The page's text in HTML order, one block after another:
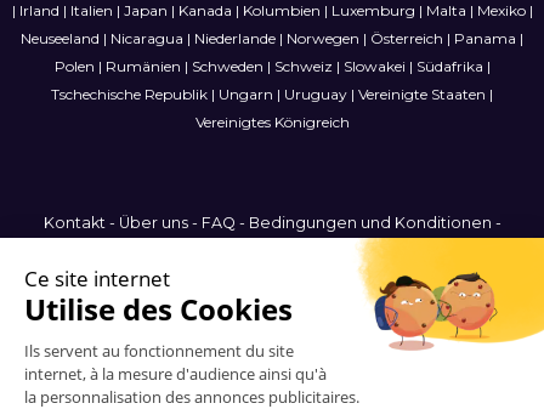
| Irland | Italien | Japan | Kanada | Kolumbien | Luxemburg | Malta | Mexiko|
Neuseeland | Nicaragua | Niederlande | Norwegen | Österreich | Panama |
Polen | Rumänien | Schweden | Schweiz | Slowakei | Südafrika |
Tschechische Republik | Ungarn | Uruguay | Vereinigte Staaten |
Vereinigtes Königreich
Kontakt- Über uns- FAQ - Bedingungen und Konditionen -
Sitemap